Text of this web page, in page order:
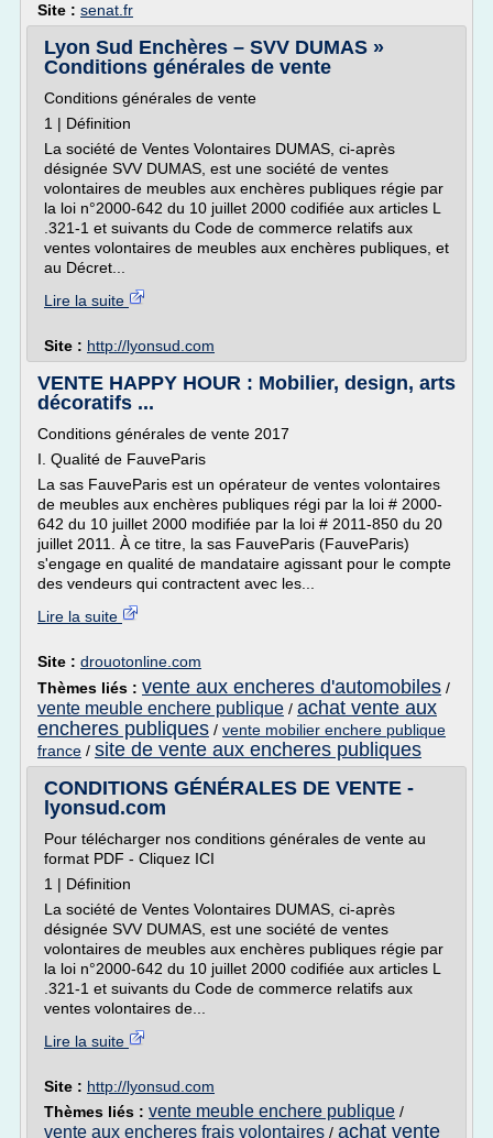
Site : senat.fr
Lyon Sud Enchères – SVV DUMAS »
Conditions générales de vente
Conditions générales de vente
1 | Définition
La société de Ventes Volontaires DUMAS, ci-après
désignée SVV DUMAS, est une société de ventes
volontaires de meubles aux enchères publiques régie par
la loi n°2000-642 du 10 juillet 2000 codifiée aux articles L
.321-1 et suivants du Code de commerce relatifs aux
ventes volontaires de meubles aux enchères publiques, et
au Décret...
Lire la suite
Site : http://lyonsud.com
VENTE HAPPY HOUR : Mobilier, design, arts
décoratifs ...
Conditions générales de vente 2017
I. Qualité de FauveParis
La sas FauveParis est un opérateur de ventes volontaires
de meubles aux enchères publiques régi par la loi # 2000-
642 du 10 juillet 2000 modifiée par la loi # 2011-850 du 20
juillet 2011. À ce titre, la sas FauveParis (FauveParis)
s'engage en qualité de mandataire agissant pour le compte
des vendeurs qui contractent avec les...
Lire la suite
Site : drouotonline.com
Thèmes liés : vente aux encheres d'automobiles /
vente meuble enchere publique / achat vente aux
encheres publiques / vente mobilier enchere publique
france / site de vente aux encheres publiques
CONDITIONS GÉNÉRALES DE VENTE -
lyonsud.com
Pour télécharger nos conditions générales de vente au
format PDF - Cliquez ICI
1 | Définition
La société de Ventes Volontaires DUMAS, ci-après
désignée SVV DUMAS, est une société de ventes
volontaires de meubles aux enchères publiques régie par
la loi n°2000-642 du 10 juillet 2000 codifiée aux articles L
.321-1 et suivants du Code de commerce relatifs aux
ventes volontaires de...
Lire la suite
Site : http://lyonsud.com
Thèmes liés : vente meuble enchere publique /
vente aux encheres frais volontaires / achat vente